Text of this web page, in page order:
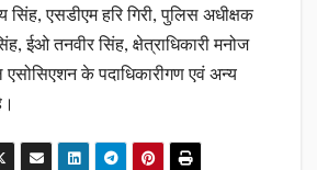
एसडीएम हरि गिरी, पुलिस अधीक्षक
ईओ तनवीर सिंह, क्षेत्राधिकारी मनोज
के पदाधिकारीगण एवं अन्य